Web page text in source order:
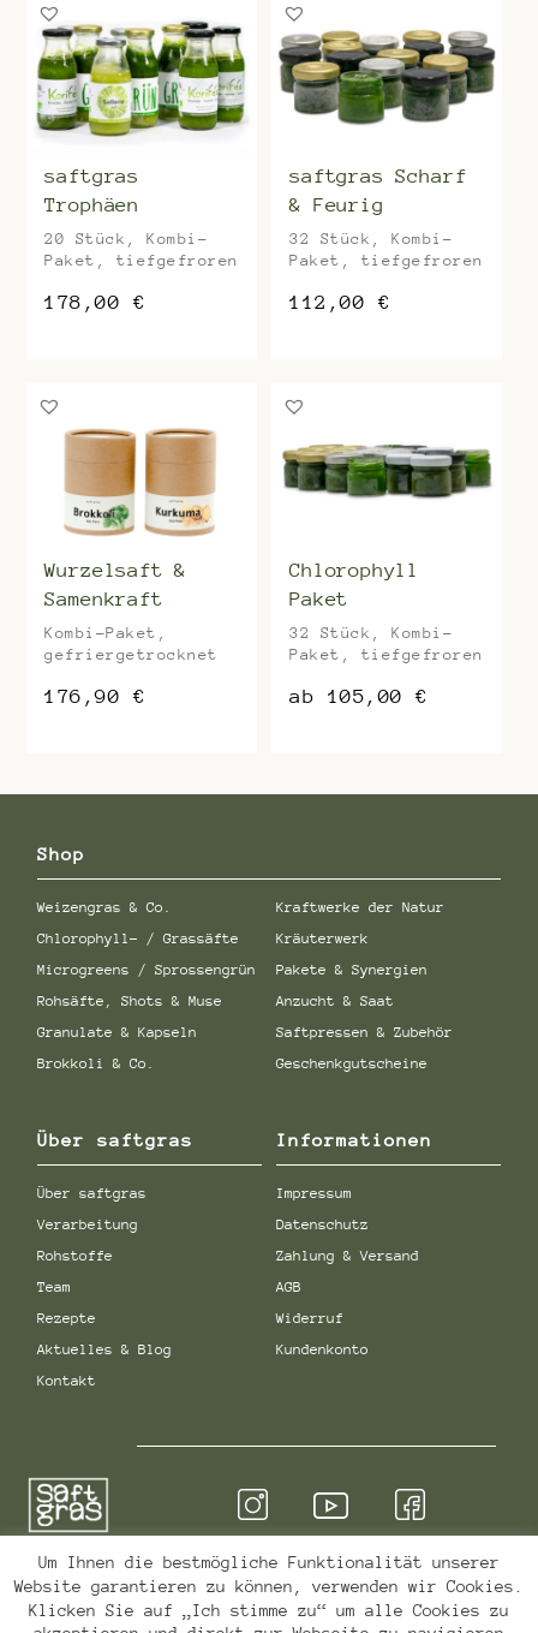
saftgras
Trophäen
20 Stück, Kombi-
Paket, tiefgefroren
178,00 €
saftgras Scharf
& Feurig
32 Stück, Kombi-
Paket, tiefgefroren
112,00 €
Wurzelsaft &
Samenkraft
Kombi-Paket,
gefriergetrocknet
176,90 €
Chlorophyll
Paket
32 Stück, Kombi-
Paket, tiefgefroren
ab 105,00€
können
auf
Produktseite
gewählt
Shop
Weizengras & Co.
Chlorophyll- / Grassäfte
Microgreens / Sprossengrün
Rohsäfte, Shots & Muse
Granulate & Kapseln
Brokkoli & Co.
Kraftwerke der Natur
Kräuterwerk
Pakete & Synergien
Anzucht & Saat
Saftpressen & Zubehör
Geschenkgutscheine
Über saftgras
Über saftgras
Verarbeitung
Rohstoffe
Team
Rezepte
Aktuelles & Blog
Kontakt
Informationen
Impressum
Datenschutz
Zahlung & Versand
AGB
Widerruf
Kundenkonto
Qualität & Sicherheit
Um Ihnen die bestmögliche Funktionalität unserer
Website garantieren zu können, verwenden wir Cookies.
Klicken Sie auf „Ich stimme zu“ um alle Cookies zu